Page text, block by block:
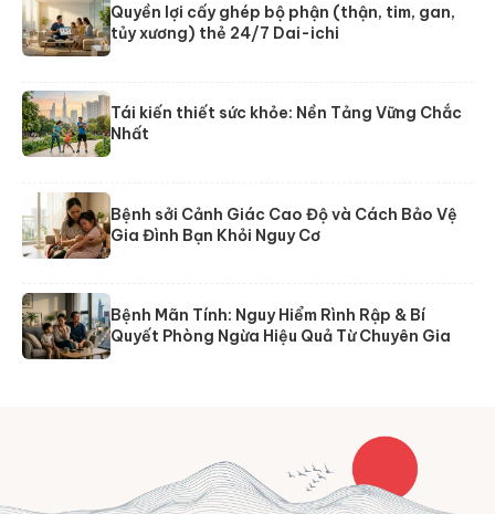
Quyền lợi cấy ghép bộ phận (thận, tim, gan,
tủy xương) thẻ 24/7 Dai-ichi
Tái kiến thiết sức khỏe: Nền Tảng Vững Chắc
Nhất
Bệnh sởi Cảnh Giác Cao Độ và Cách Bảo Vệ
Gia Đình Bạn Khỏi Nguy Cơ
Bệnh Mãn Tính: Nguy Hiểm Rình Rập & Bí
Quyết Phòng Ngừa Hiệu Quả Từ Chuyên Gia